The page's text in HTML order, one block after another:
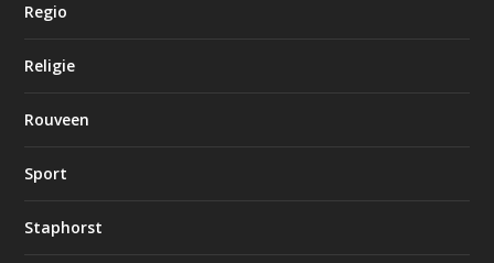
Regio
Religie
Rouveen
Sport
Staphorst